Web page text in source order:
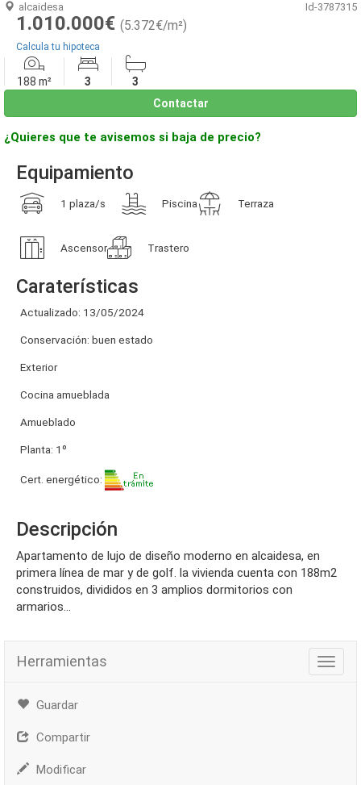
alcaidesa Id-3787315
1.010.000€ (5.372€/m²)
Calcula tu hipoteca
188 m² 3
3
Contactar
¿Quieres que te avisemos si baja de precio?
Equipamiento
1 plaza/s Piscina Terraza
Ascensor Trastero
Caraterísticas
Actualizado: 13/05/2024
Conservación: buen estado
Exterior
Cocina amueblada
Amueblado
Planta: 1º
Cert. energético:
Descripción
apartamento de lujo de diseño moderno en alcaidesa, en
primera línea de mar y de golf. la vivienda cuenta con 188m2
construidos, divididos en 3 amplios dormitorios con
armarios...
Herramientas
Guardar
Compartir
Modificar